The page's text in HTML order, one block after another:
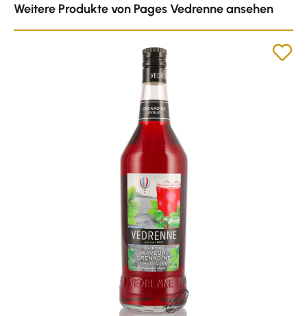
Weitere Produkte von Pages Vedrenne ansehen